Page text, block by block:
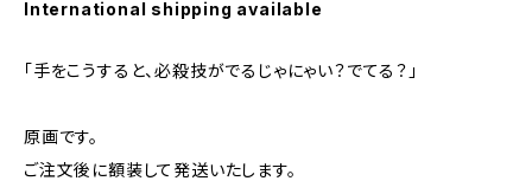
International shipping available
「手をこうすると、必殺技がでるじゃにゃい？でてる？」
原画です。
ご注文後に額装して発送いたします。